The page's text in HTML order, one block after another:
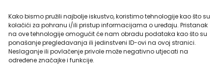
Kako bismo pružili najbolje iskustvo, koristimo tehnologije kao što su
kolačići za pohranu i/ili pristup informacijama o uređaju. Pristanak
na ove tehnologije omogućit će nam obradu podataka kao što su
ponašanje pregledavanja ili jedinstveni ID-ovi na ovoj stranici.
Neslaganje ili povlačenje privole može negativno utjecati na
određene značajke i funkcije.
Hrvatski
Mogućnosti prijevoza: